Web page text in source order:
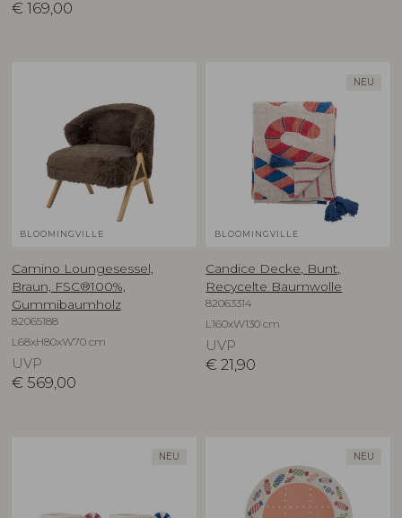
€ 169,00
BLOOMINGVILLE
Camino Loungesessel,
Braun, FSC®100%,
Gummibaumholz
82065188
L68xH80xW70 cm
UVP
€ 569,00
NEU
BLOOMINGVILLE
Candice Decke, Bunt,
Recycelte Baumwolle
82063314
L160xW130 cm
UVP
€ 21,90
NEU NEU